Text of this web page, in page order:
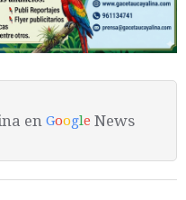
en Google News